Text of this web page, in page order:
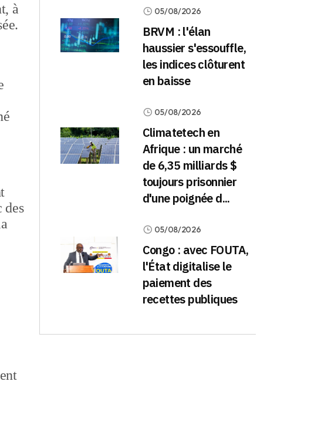
à
des
05/08/2026
BRVM : l'élan
haussier s'essouffle,
les indices clôturent
en baisse
05/08/2026
Climatetech en
Afrique : un marché
de 6,35 milliards $
toujours prisonnier
d'une poignée d...
05/08/2026
Congo : avec FOUTA,
l'État digitalise le
paiement des
recettes publiques